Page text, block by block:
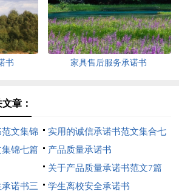
书 家具售后服务承诺书
章：
范文集锦
实用的诚信承诺书范文集合七
篇
锦七篇
产品质量承诺书
关于产品质量承诺书范文7篇
诺书三
学生离校安全承诺书